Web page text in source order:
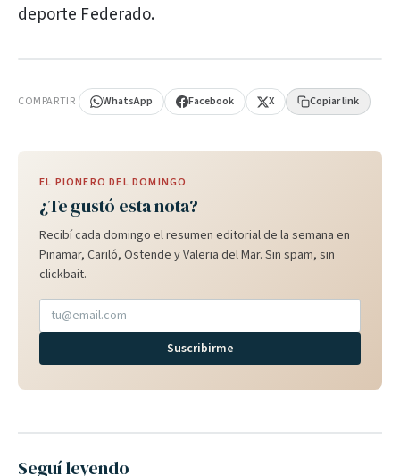
deporte Federado.
COMPARTIR WhatsApp Facebook X Copiar link
EL PIONERO DEL DOMINGO
¿Te gustó esta nota?
Recibí cada domingo el resumen editorial de la semana en
Pinamar, Cariló, Ostende y Valeria del Mar. Sin spam, sin
clickbait.
Suscribirme
Seguí leyendo